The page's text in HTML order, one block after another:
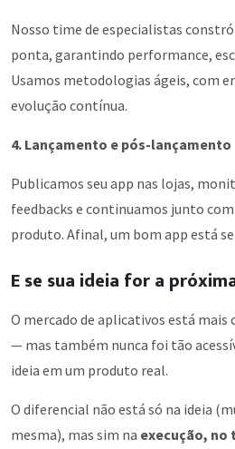
Nosso time de especialistas
ponta, garantindo performance,
Usamos metodologias ágeis, com
evolução contínua.
4. Lançamento e pós-lançamento
Publicamos seu app nas lojas,
feedbacks e continuamos junto
produto. Afinal, um bom app está
E se sua ideia for a
O mercado de aplicativos está
— mas também nunca foi tão
ideia em um produto real.
O diferencial não está só na ideia
mesma), mas sim na execução, no